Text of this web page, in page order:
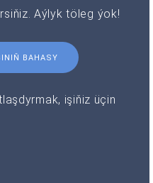
Aýlyk töleg ýok!
BAHASY
işiňiz üçin